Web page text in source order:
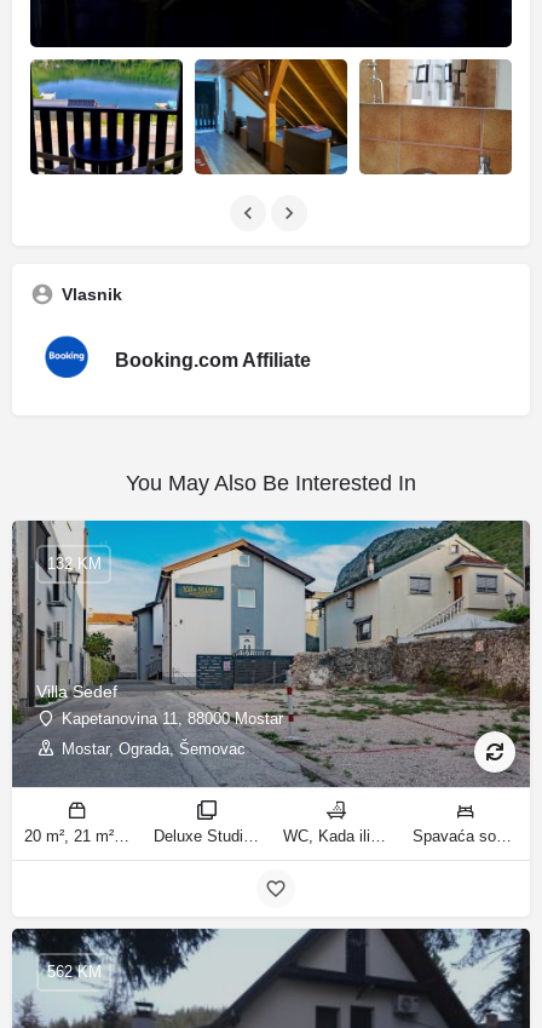
Vlasnik
Booking.com Affiliate
You May Also Be Interested In
Villa Sedef
Kapetanovina 11, 88000 Mostar
Mostar, Ograda, Šemovac
132 KM
562 KM